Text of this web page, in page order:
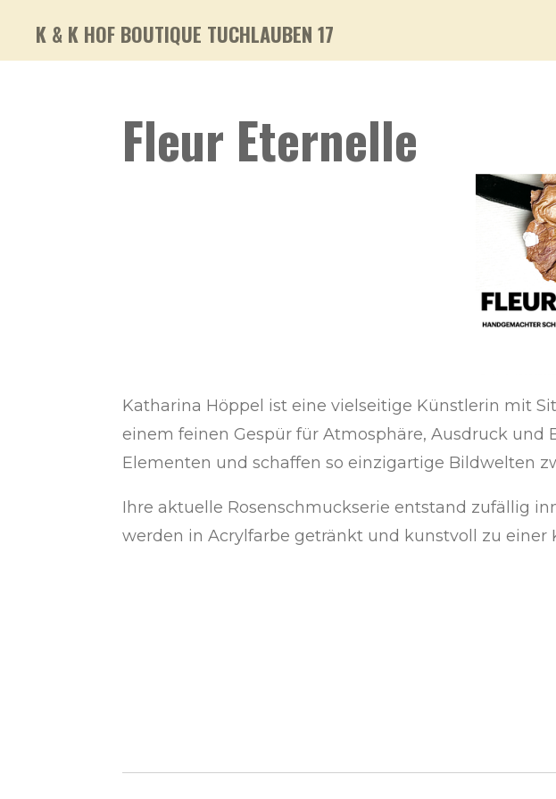
ZumK & K HOF BOUTIQUE TUCHLAUBEN 17
Fleur Eternelle
Katharina Höppel ist eine vielseitige Künstlerin mit
einem feinen Gespür für Atmosphäre, Ausdruck
Elementen und schaffen so einzigartige Bildwelten
Ihre aktuelle Rosenschmuckserie entstand zufällig
werden in Acrylfarbe getränkt und kunstvoll zu einer